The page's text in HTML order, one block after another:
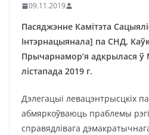
09.11.2019
Пасяджэнне Камітэта
Інтэрнацыянала] па СНД,
Прычарнамор’я адкрылася ў
лістапада 2019 г.
Дэлегацыі левацэнтрысцкіх
абмяркоўваюць праблемы
справядлівага